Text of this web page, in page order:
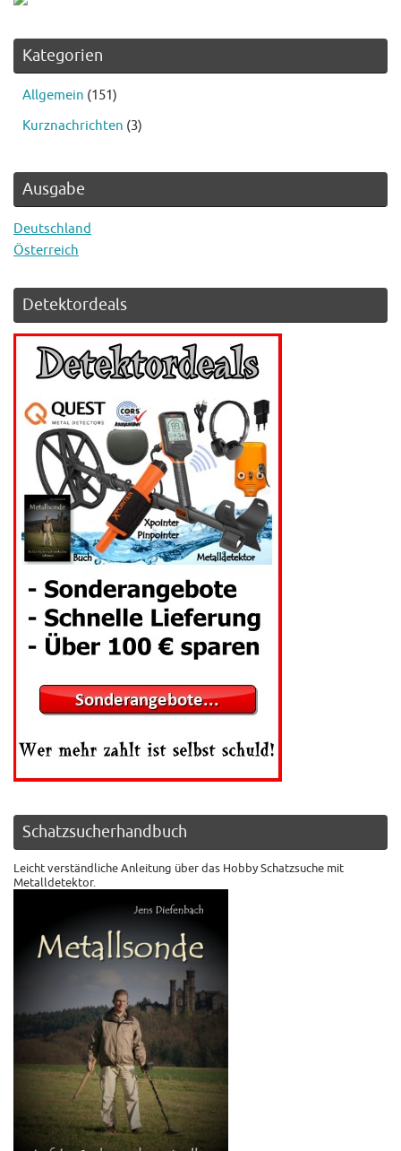
Kategorien
Allgemein (151)
Kurznachrichten (3)
Ausgabe
Deutschland
Österreich
Detektordeals
Schatzsucherhandbuch
Leicht verständliche Anleitung über das Hobby Schatzsuche mit
Metalldetektor.